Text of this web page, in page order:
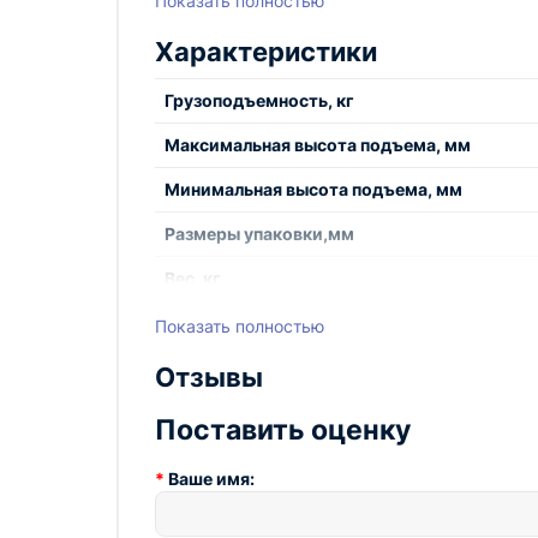
Характеристики
Грузоподъемность, кг
Максимальная высота подъема, мм
Минимальная высота подъема, мм
Размеры упаковки,мм
Вес, кг
Показать полностью
Отзывы
Поставить оценку
Ваше имя: